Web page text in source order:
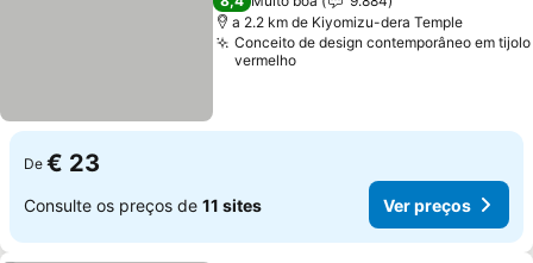
a 2.2 km de Kiyomizu-dera Temple
Conceito de design contemporâneo em tijolo
vermelho
De € 23
Consulte os preços de 11 sites Ver preços